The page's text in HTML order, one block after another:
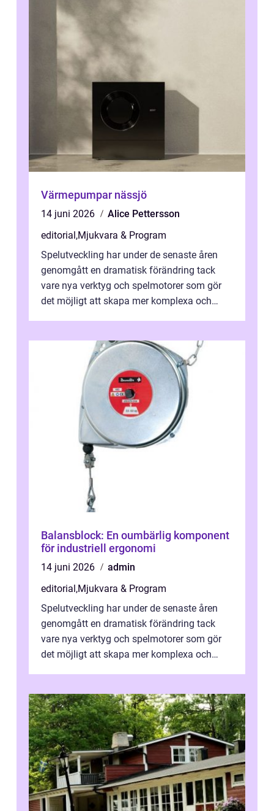
Värmepumpar nässjö
14 juni 2026
Alice Pettersson
editorial,Mjukvara & Program
Spelutveckling har under de senaste åren
genomgått en dramatisk förändring tack
vare nya verktyg och spelmotorer som gör
det möjligt att skapa mer komplexa och
Balansblock: En oumbärlig komponent
för industriell ergonomi
14 juni 2026
admin
editorial,Mjukvara & Program
Spelutveckling har under de senaste åren
genomgått en dramatisk förändring tack
vare nya verktyg och spelmotorer som gör
det möjligt att skapa mer komplexa och